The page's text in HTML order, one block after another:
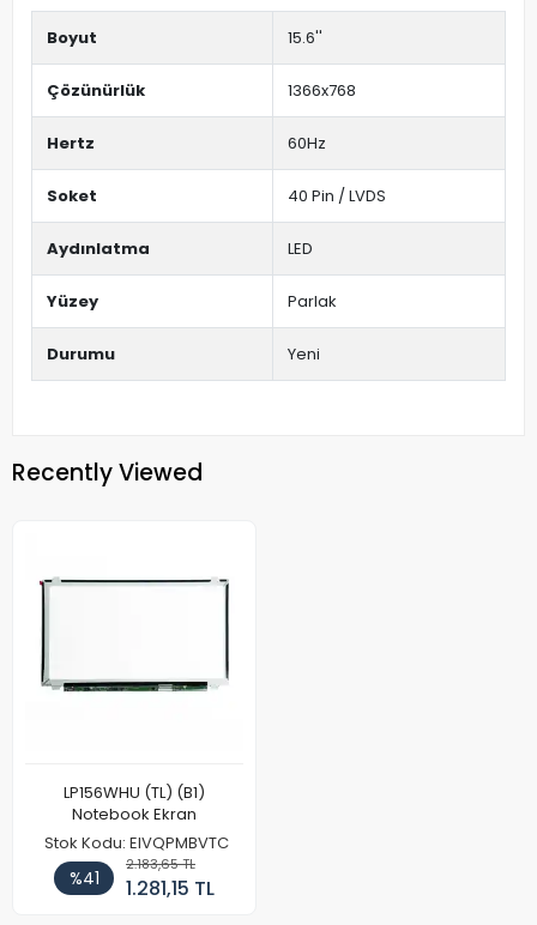
Boyut 15.6''
Çözünürlük 1366x768
Hertz 60Hz
Soket 40 Pin / LVDS
Aydınlatma LED
Yüzey Parlak
Durumu Yeni
Recently Viewed
LP156WHU (TL) (B1)
Notebook Ekran
Stok Kodu: EIVQPMBVTC
%41
2.183,65 TL
1.281,15 TL